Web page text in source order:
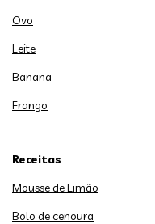
Ovo
Leite
Banana
Frango
Receitas
Mousse de Limão
Bolo de cenoura